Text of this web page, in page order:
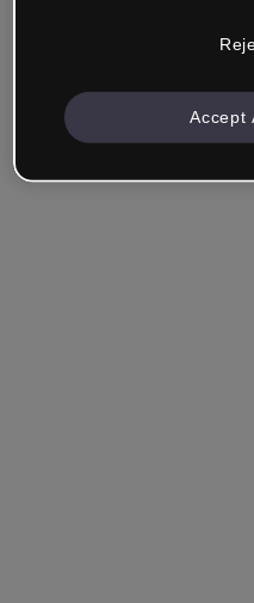
Société & Professionnels
un autre domaine.
Accept